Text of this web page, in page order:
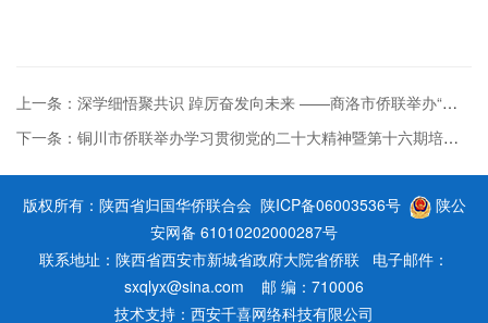
上一条：深学细悟聚共识 踔厉奋发向未来 ——商洛市侨联举办“学习宣传贯彻党的...
下一条：铜川市侨联举办学习贯彻党的二十大精神暨第十六期培训班
版权所有：陕西省归国华侨联合会 陕ICP备06003536号
陕公
安网备 61010202000287号
联系地址：陕西省西安市新城省政府大院省侨联 电子邮件：
sxqlyx@sina.com 邮 编：710006
技术支持： 西安千喜网络科技有限公司